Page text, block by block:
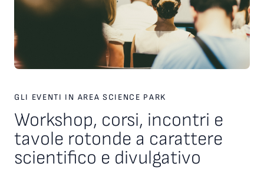
competere sui mercati globali, partendo da un territorio e
valorizzando competenze, tecnologie e opportunità offerte
dagli ecosistemi dell’innovazione. Creare le condizioni perché
altre imprese possano intraprendere percorsi di crescita
simili è una delle sfide che Area Science Park intende
contribuire a raccogliere, rafforzando il proprio ruolo a
GLI EVENTI IN AREA SCIENCE PARK
Workshop, corsi, incontri e
tavole rotonde a carattere
scientifico e divulgativo